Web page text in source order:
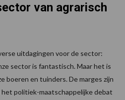
van agrarisch
uitdagingen voor de sector:
sector is fantastisch. Maar het is
boeren en tuinders. De marges zijn
politiek-maatschappelijke debat